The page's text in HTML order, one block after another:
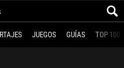
JUEGOS GUÍAS TOP 100